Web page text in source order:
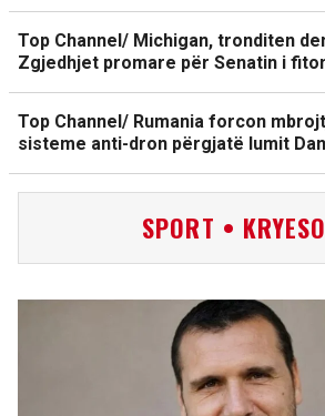
Top Channel/ Michigan, tronditen
Zgjedhjet promare për Senatin i
Top Channel/ Rumania forcon
sisteme anti-dron përgjatë lumit
SPORT •